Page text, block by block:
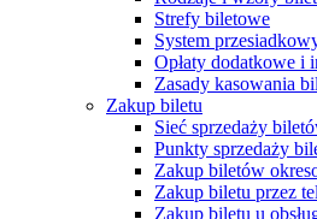
Strefy biletowe
System
Opłaty dodatkowe i
Zasady kasowania
Zakup biletu
Sieć sprzedaży
Punkty sprzedaży
Zakup biletów
Zakup biletu przez
Zakup biletu u